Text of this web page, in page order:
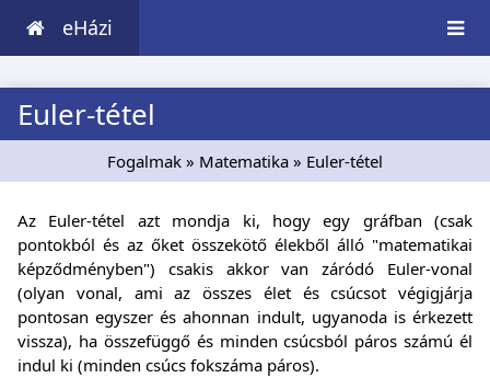
eHázi
Euler-tétel
Fogalmak » Matematika » Euler-tétel
Az Euler-tétel azt mondja ki, hogy egy gráfban (csak
pontokból és az őket összekötő élekből álló "matematikai
képződményben") csakis akkor van záródó Euler-vonal
(olyan vonal, ami az összes élet és csúcsot végigjárja
pontosan egyszer és ahonnan indult, ugyanoda is érkezett
vissza), ha összefüggő és minden csúcsból páros számú él
indul ki (minden csúcs fokszáma páros).